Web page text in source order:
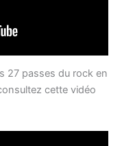
27 passes du rock en
cette vidéo